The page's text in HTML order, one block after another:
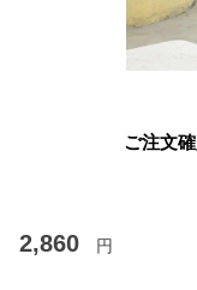
ご注文
2,860 円